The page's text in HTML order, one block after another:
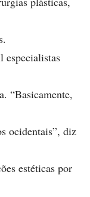
especialistas
“Basicamente,
ocidentais”, diz
estéticas por